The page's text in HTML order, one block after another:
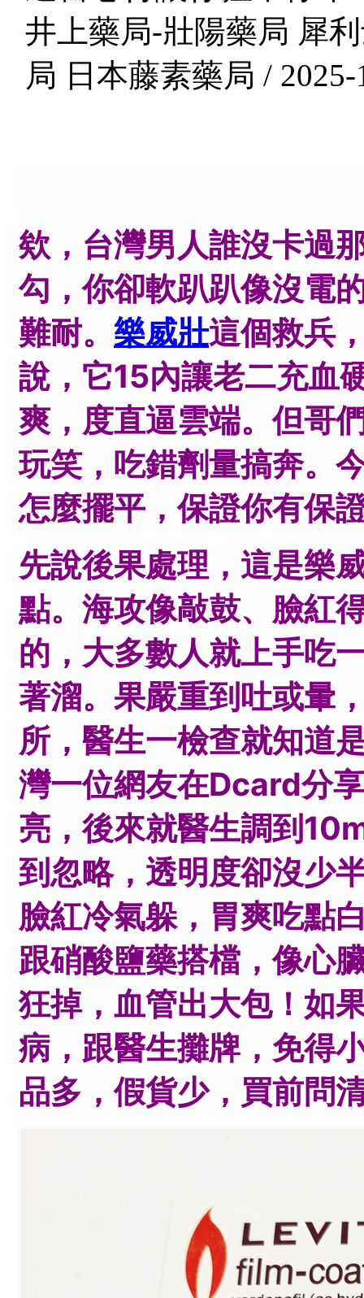
井上藥局-壯陽藥局 犀
局 日本藤素藥局 / 2025-
欸，台灣男人誰沒卡過
勾，你卻軟趴趴像沒電
難耐。 樂威壯這個救兵
說，它15內讓老二充血
爽，度直逼雲端。但哥
玩笑，吃錯劑量搞奔。
怎麼擺平，保證你有保
先說後果處理，這是樂
點。海攻像敲鼓、臉紅
的，大多數人就上手吃
著溜。果嚴重到吐或暈
所，醫生一檢查就知道
灣一位網友在Dcard分
亮，後來就醫生調到
到忽略，透明度卻沒少
臉紅冷氣躲，胃爽吃點
跟硝酸鹽藥搭檔，像心
狂掉，血管出大包！如
病，跟醫生攤牌，免得
品多，假貨少，買前問